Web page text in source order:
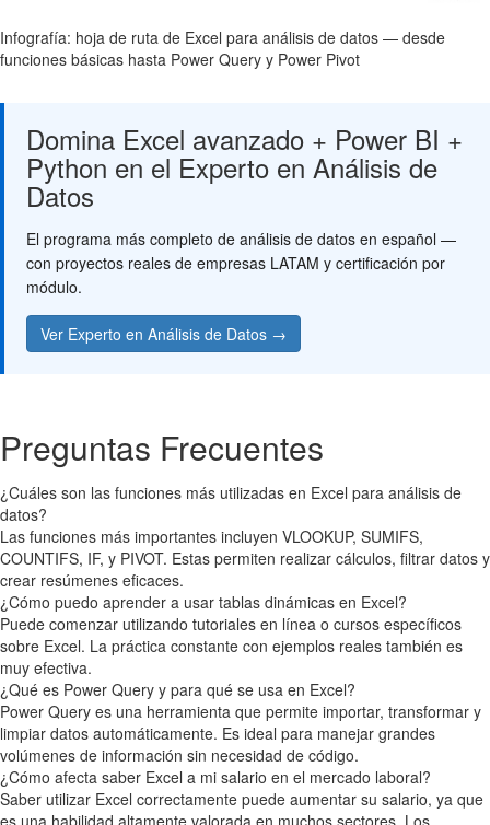
Infografía: hoja de ruta de Excel para análisis de datos — desde
funciones básicas hasta Power Query y Power Pivot
Domina Excel avanzado + Power BI +
Python en el Experto en Análisis de
Datos
El programa más completo de análisis de datos en español —
con proyectos reales de empresas LATAM y certificación por
módulo.
Ver Experto en Análisis de Datos →
Preguntas Frecuentes
¿Cuáles son las funciones más utilizadas en Excel para análisis de
datos?
Las funciones más importantes incluyen VLOOKUP, SUMIFS,
COUNTIFS, IF, y PIVOT. Estas permiten realizar cálculos, filtrar datos y
crear resúmenes eficaces.
¿Cómo puedo aprender a usar tablas dinámicas en Excel?
Puede comenzar utilizando tutoriales en línea o cursos específicos
sobre Excel. La práctica constante con ejemplos reales también es
muy efectiva.
¿Qué es Power Query y para qué se usa en Excel?
Power Query es una herramienta que permite importar, transformar y
limpiar datos automáticamente. Es ideal para manejar grandes
volúmenes de información sin necesidad de código.
¿Cómo afecta saber Excel a mi salario en el mercado laboral?
Saber utilizar Excel correctamente puede aumentar su salario, ya que
es una habilidad altamente valorada en muchos sectores. Los